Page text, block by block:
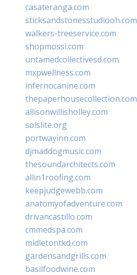
casateranga.com
sticksandstonesstudiooh.com
walkers-treeservice.com
shopmossi.com
untamedcollectivesd.com
mxpwellness.com
infernocanine.com
thepaperhousecollection.com
allisonwillisholley.com
solslite.org
portwayinn.com
djmaddogmusic.com
thesoundarchitects.com
allin1roofing.com
keepjudgewebb.com
anatomyofadventure.com
drivancastillo.com
cmmedspa.com
midletontkd.com
gardensandgrills.com
basilfoodwine.com